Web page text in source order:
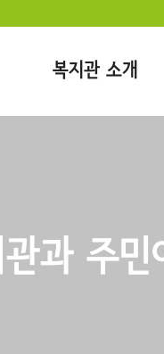
복지관 소개
과 주